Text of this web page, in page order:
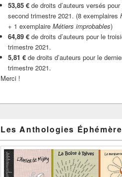
53,85 € de droits d’auteurs versés pour
second trimestre 2021. (8 exemplaires
+ 1 exemplaire Métiers improbables)
64,89 € de droits d’auteurs pour le
trimestre 2021.
5,81 € de droits d’auteurs pour le
trimestre 2021.
Merci !
Les Anthologies